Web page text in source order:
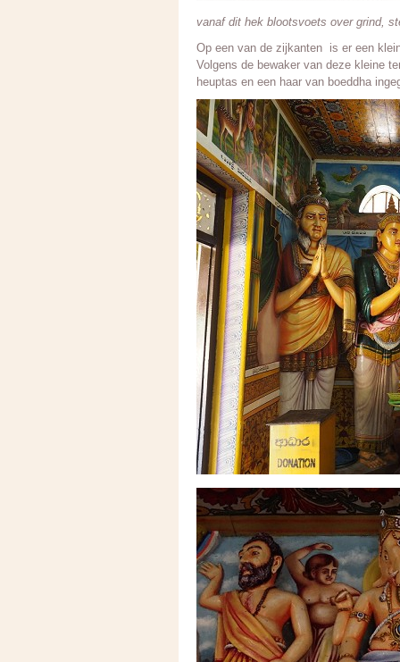
vanaf dit hek blootsvoets over grind,
Op een van de zijkanten is er een
Volgens de bewaker van deze kleine
heuptas en een haar van boeddha